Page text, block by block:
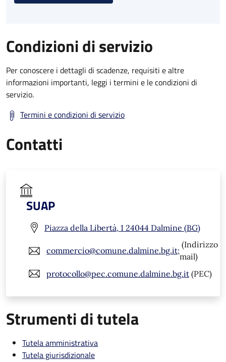
Condizioni di servizio
Per conoscere i dettagli di scadenze, requisiti e altre
informazioni importanti, leggi i termini e le condizioni di
servizio.
Termini e condizioni di servizio
Contatti
SUAP
Piazza della Libertà, 1 24044 Dalmine (BG)
commercio@comune.dalmine.bg.it;
(Indirizzo
mail)
protocollo@pec.comune.dalmine.bg.it (PEC)
Strumenti di tutela
Tutela amministrativa
Tutela giurisdizionale